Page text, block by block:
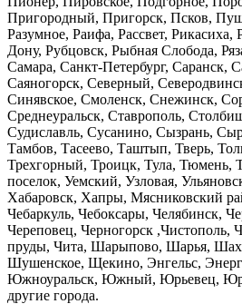
Пригородный, Пригорск, Псков,
Разумное, Раифа, Рассвет, Рикасиха,
Дону, Рубцовск, Рыбная Слобода,
Самара, Санкт-Петербург, Саранск,
Саяногорск, Северный,
Синявское, Смоленск, Снежинск,
Среднеуральск, Ставрополь,
Судиславль, Сусанино, Сызрань,
Тамбов, Тасеево, Таштып, Тверь,
Трехгорный, Троицк, Тула, Тюмень,
поселок, Уемский, Узловая,
Хабаровск, Хапры, Мясниковский
Чебаркуль, Чебоксары, Челябинск,
Череповец, Черногорск ,Чистополь,
пруды, Чита, Шарыпово, Шарья,
Шушенское, Щекино, Энгельс,
Южноуральск, Южный, Юрьевец,
другие города.